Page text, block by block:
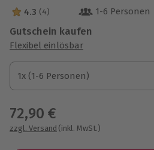
4.3 Sterne von 5 aus 4 Bewertungen
4.3 (4) 1-6 Personen
Gutschein kaufen
Flexibel einlösbar
1x (1-6 Personen)
1x (1-6 Personen)
1x (1-6 Personen)
72,90 €
zzgl. Versand (inkl. MwSt.)